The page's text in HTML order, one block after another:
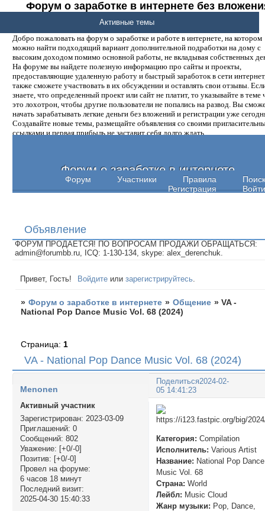
Форум о заработке в интернете без
денег.
Добро пожаловать на форум о заработке и работе в интернете, на котором
можно найти подходящий вариант дополнительной подработки на дому с
высоким доходом помимо основной работы, не вкладывая собственных
На форуме вы найдете полезную информацию про сайты и проекты,
предоставляющие удаленную работу и быстрый заработок в сети
также сможете участвовать в их обсуждении и оставлять свои отзывы.
знаете, что определенный проект или сайт не платит, то указывайте в теме
это лохотрон, чтобы другие пользователи не попались на развод. Вы
начать зарабатывать легкие деньги без вложений и регистрации уже
Создавайте новые темы, размещайте объявления со своими
ссылками и первая прибыль не заставит себя долго ждать.
Форум о заработке в интернете
Форум Участники Правила
Поиск
Регистрация
Войти
Активные темы
Объявление
ФОРУМ ПРОДАЕТСЯ! ПО ВОПРОСАМ ПРОДАЖИ ОБРАЩАТЬСЯ:
admin@forumbb.ru, ICQ: 1-130-134, skype: alex_derenchuk.
Привет, Гость! Войдите илизарегистрируйтесь
» Форум о заработке в интернете » Общение »VA -
National Pop Dance Music Vol. 68 (2024)
VA - National Pop Dance Music Vol. 68 (2024)
Страница: 1
Поделиться2024-02-
05 14:41:23
Menonen
Активный участник
Зарегистрирован: 2023-03-09
Приглашений: 0
Сообщений: 802
Уважение: [+0/-0]
Позитив: [+0/-0]
Провел на форуме:
6 часов 18 минут
Последний визит:
2025-04-30 15:40:33
Категория: Compilation
Исполнитель: Various Artist
Название: National Pop Dance
Music Vol. 68
Страна: World
Лейбл: Music Cloud
Жанр музыки: Pop, Dance,